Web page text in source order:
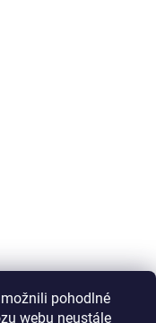
pohodlné
webu neustále